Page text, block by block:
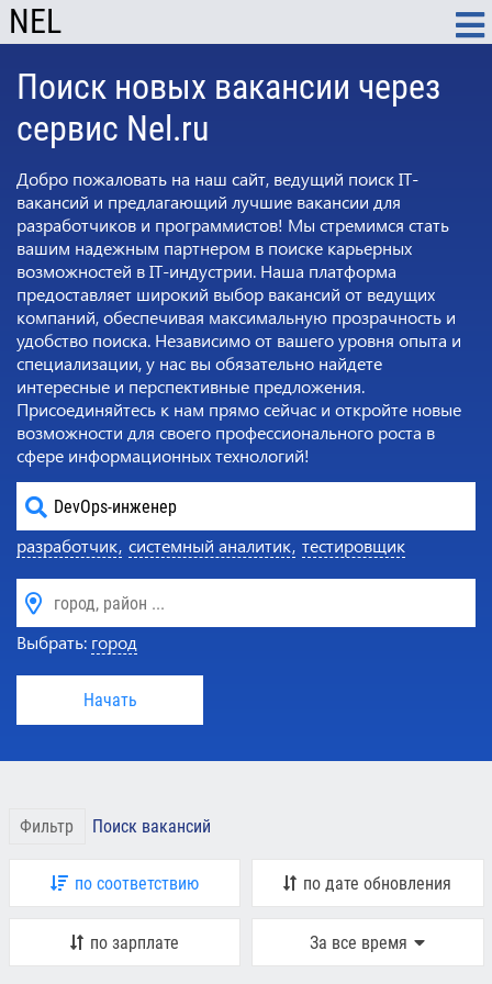
NEL
Поиск новых вакансии через
сервис Nel.ru
Добро пожаловать на наш сайт, ведущий поиск IT-
вакансий и предлагающий лучшие вакансии для
разработчиков и программистов! Мы стремимся стать
вашим надежным партнером в поиске карьерных
возможностей в IT-индустрии. Наша платформа
предоставляет широкий выбор вакансий от ведущих
компаний, обеспечивая максимальную прозрачность и
удобство поиска. Независимо от вашего уровня опыта и
специализации, у нас вы обязательно найдете
интересные и перспективные предложения.
Присоединяйтесь к нам прямо сейчас и откройте новые
возможности для своего профессионального роста в
сфере информационных технологий!
разработчик, системный аналитик, тестировщик
Выбрать: город
Начать
Фильтр Поиск вакансий
по соответствию по дате обновления
по зарплате За все время